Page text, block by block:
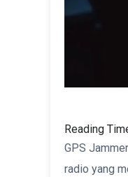
Reading
GPS
radio yang